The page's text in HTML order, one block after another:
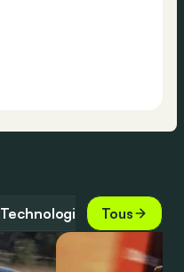
Technologie Retro
Tous